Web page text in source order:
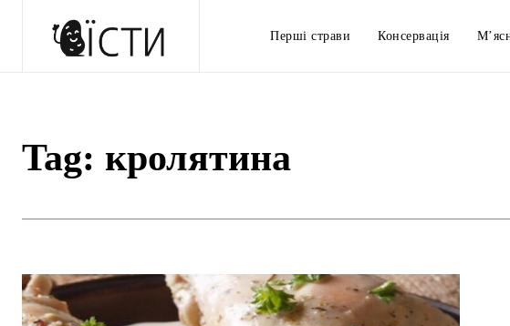
Перші страви Консервація
Tag: кролятина